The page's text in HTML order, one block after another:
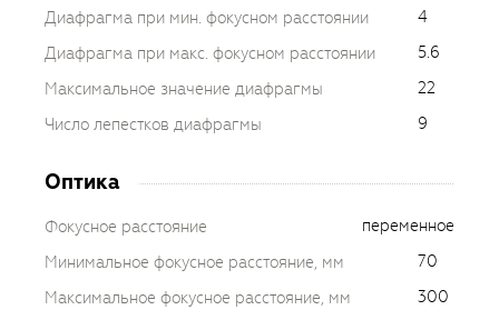
Диафрагма при мин. фокусном расстоянии
4
Диафрагма при макс. фокусном расстоянии
5.6
Максимальное значение диафрагмы
22
Число лепестков диафрагмы
9
Оптика
Фокусное расстояние
переменное
Минимальное фокусное расстояние, мм
70
Максимальное фокусное расстояние, мм
300